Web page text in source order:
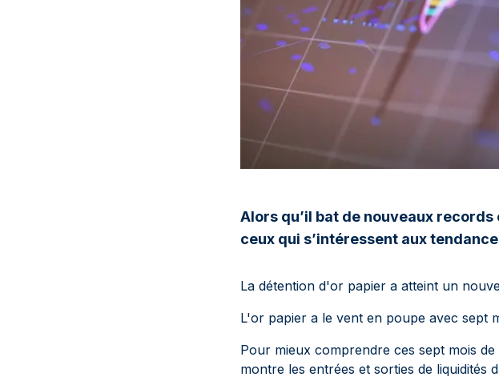
Alors qu’il bat de nouveaux
ceux qui s’intéressent aux
La détention d'or papier a atteint un
L'or papier a le vent en poupe avec sept
Pour mieux comprendre ces sept mois
montre les entrées et sorties de liquidités